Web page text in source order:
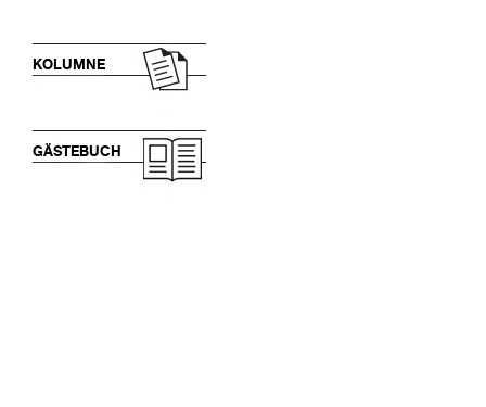
KOLUMNE
GÄSTEBUCH